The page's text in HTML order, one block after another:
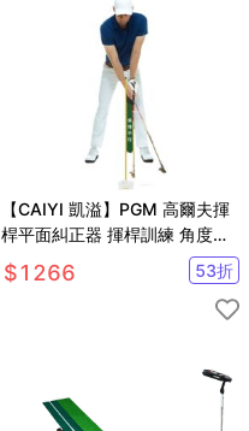
【CAIYI 凱溢】PGM 高爾夫揮
桿平面糾正器 揮桿訓練 角度調
節 姿勢矯正
$1266 53折